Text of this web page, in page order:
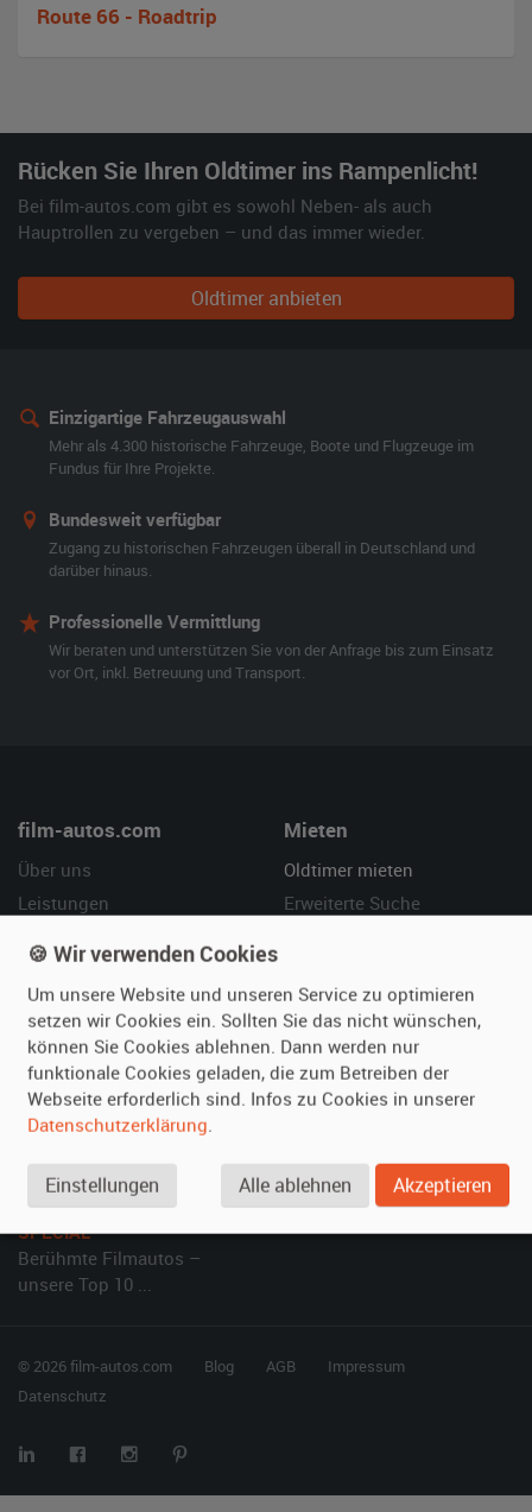
Route 66 - Roadtrip
Rücken Sie Ihren Oldtimer ins Rampenlicht!
Bei film-autos.com gibt es sowohl Neben- als auch
Hauptrollen zu vergeben – und das immer wieder.
Oldtimer anbieten
Einzigartige Fahrzeugauswahl
Mehr als 4.300 historische Fahrzeuge, Boote und Flugzeuge im
Fundus für Ihre Projekte.
Bundesweit verfügbar
Zugang zu historischen Fahrzeugen überall in Deutschland und
darüber hinaus.
Professionelle Vermittlung
Wir beraten und unterstützen Sie von der Anfrage bis zum Einsatz
vor Ort, inkl. Betreuung und Transport.
film-autos.com
Über uns
Leistungen
Kundenmeinungen
Mieten
Oldtimer mieten
Erweiterte Suche
Vermieten
Oldtimer anmelden
Fotos senden
Fragen für Vermieter
Inserat verwalten
Hilfe
Häufige Fragen (FAQ)
So funktioniert's
SPECIAL
Berühmte Filmautos –
unsere Top 10 ...
© 2026 film-autos.com Blog AGB
Impressum
Datenschutz
🍪 Wir verwenden Cookies
Um unsere Website und unseren Service zu optimieren
setzen wir Cookies ein. Sollten Sie das nicht wünschen,
können Sie Cookies ablehnen. Dann werden nur
funktionale Cookies geladen, die zum Betreiben der
Webseite erforderlich sind. Infos zu Cookies in unserer
Datenschutzerklärung.
Einstellungen Alle ablehnen Akzeptieren